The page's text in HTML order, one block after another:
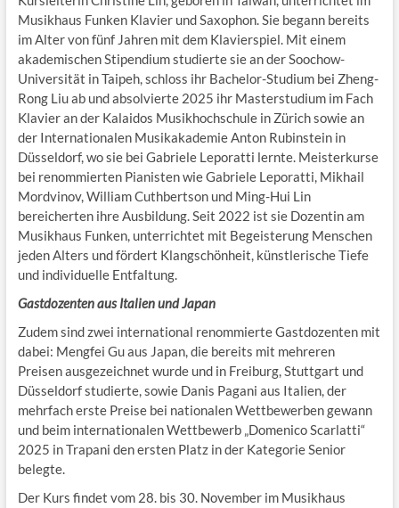
Musikhaus Funken Klavier und Saxophon. Sie begann bereits
im Alter von fünf Jahren mit dem Klavierspiel. Mit einem
akademischen Stipendium studierte sie an der Soochow-
Universität in Taipeh, schloss ihr Bachelor-Studium bei Zheng-
Rong Liu ab und absolvierte 2025 ihr Masterstudium im Fach
Klavier an der Kalaidos Musikhochschule in Zürich sowie an
der Internationalen Musikakademie Anton Rubinstein in
Düsseldorf, wo sie bei Gabriele Leporatti lernte. Meisterkurse
bei renommierten Pianisten wie Gabriele Leporatti, Mikhail
Mordvinov, William Cuthbertson und Ming-Hui Lin
bereicherten ihre Ausbildung. Seit 2022 ist sie Dozentin am
Musikhaus Funken, unterrichtet mit Begeisterung Menschen
jeden Alters und fördert Klangschönheit, künstlerische Tiefe
und individuelle Entfaltung.
Gastdozenten aus Italien und Japan
Zudem sind zwei international renommierte Gastdozenten mit
dabei: Mengfei Gu aus Japan, die bereits mit mehreren
Preisen ausgezeichnet wurde und in Freiburg, Stuttgart und
Düsseldorf studierte, sowie Danis Pagani aus Italien, der
mehrfach erste Preise bei nationalen Wettbewerben gewann
und beim internationalen Wettbewerb „Domenico Scarlatti“
2025 in Trapani den ersten Platz in der Kategorie Senior
belegte.
Der Kurs findet vom 28. bis 30. November im Musikhaus